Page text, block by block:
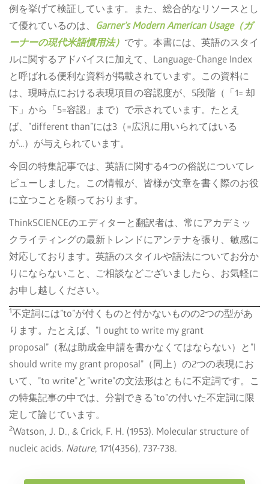
例を挙げて検証しています。また、総合的なリソースとし
て優れているのは、
Garner’s Modern American Usage（ガ
ーナーの現代米語慣用法） です。本書には、英語のスタイ
ルに関するアドバイスに加えて、Language-Change Index
と呼ばれる便利な資料が掲載されています。この資料に
は、現時点における表現項目の容認度が、5段階（「1= 却
下」から「5=容認」まで）で示されています。たとえ
ば、”different than”には3（=広汎に用いられてはいる
が…）が与えられています。
今回の特集記事では、英語に関する4つの俗説についてレ
ビューしました。この情報が、皆様が文章を書く際のお役
に立つことを願っております。
ThinkSCIENCEのエディターと翻訳者は、常にアカデミッ
クライティングの最新トレンドにアンテナを張り、敏感に
対応しております。英語のスタイルや語法についてお分か
りにならないこと、ご相談などございましたら、お気軽に
お申し越しください。
1不定詞には”to”が付くものと付かないものの2つの型があ
ります。たとえば、”I ought to write my grant
proposal”（私は助成金申請を書かなくてはならない）と”I
should write my grant proposal”（同上）の2つの表現にお
いて、”to write”と”write”の文法形はともに不定詞です。こ
の特集記事の中では、分割できる”to”の付いた不定詞に限
定して論じています。
2Watson, J. D., & Crick, F. H. (1953). Molecular structure of
nucleic acids. Nature, 171(4356), 737-738.